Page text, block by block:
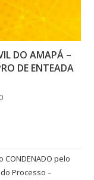
DO AMAPÁ –
DE ENTEADA
CONDENADO pelo
Processo –